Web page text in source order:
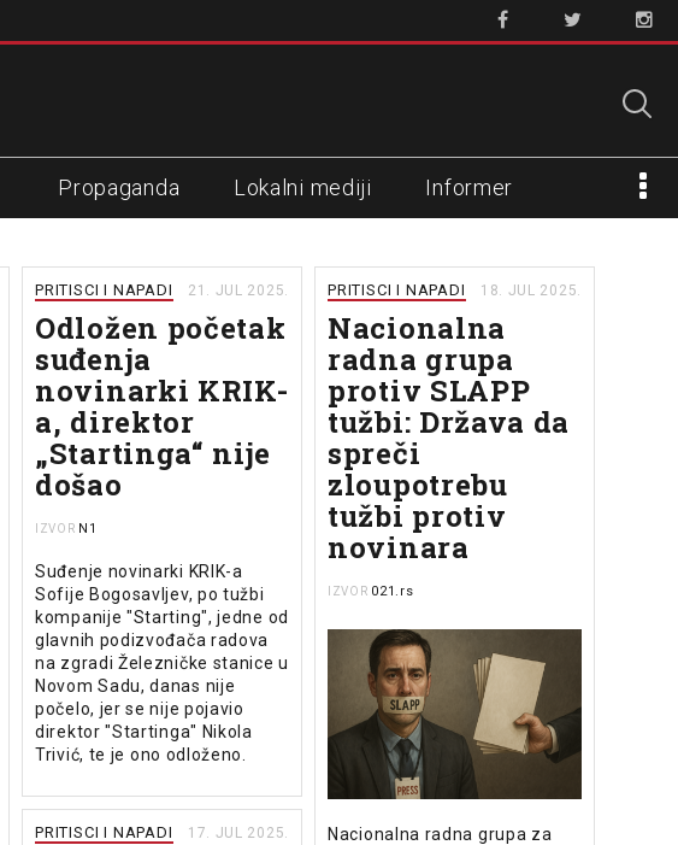
Propaganda Lokalni mediji Informer
PRITISCI I NAPADI 21. JUL 2025.
Odložen početak
suđenja
novinarki KRIK-
a, direktor
„Startinga“ nije
došao
IZVOR N1
Suđenje novinarki KRIK-a
Sofije Bogosavljev, po tužbi
kompanije "Starting", jedne od
glavnih podizvođača radova
na zgradi Železničke stanice u
Novom Sadu, danas nije
počelo, jer se nije pojavio
direktor "Startinga" Nikola
Trivić, te je ono odloženo.
PRITISCI I NAPADI 18. JUL 2025.
Nacionalna
radna grupa
protiv SLAPP
tužbi: Država da
spreči
zloupotrebu
tužbi protiv
novinara
IZVOR 021.rs
Nacionalna radna grupa za
PRITISCI I NAPADI 17. JUL 2025.